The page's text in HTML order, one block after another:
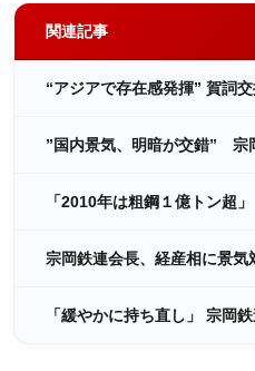
関連記事
“アジアで存在感発揮” 賀詞
”国内景気、明暗が交錯” 宗
「2010年は粗鋼１億トン超
宗岡鉄連会長、経産相に景気
「緩やかに持ち直し」 宗岡